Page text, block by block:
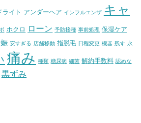
ライト アンダーヘア インフルエンザ キャ
ホクロ ローン 予防接種 事前処理 保湿ケア
安すぎる 店舗移動 指脱毛 日程変更 機器 残す 永
痛み 種類 糖尿病 細菌 解約手数料 認めな
黒ずみ